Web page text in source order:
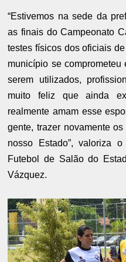
“Estivemos na sede da
as finais do Campeonato
testes físicos dos oficiais
município se comprometeu
serem utilizados,
muito feliz que ainda
realmente amam esse
gente, trazer novamente
nosso Estado”, valoriza
Futebol de Salão do
Vázquez.